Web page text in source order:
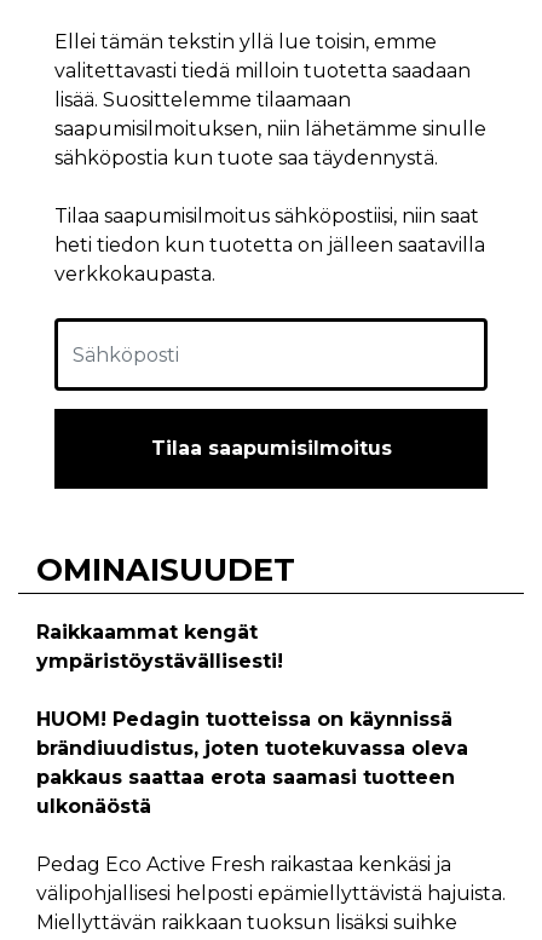
Ellei tämän tekstin yllä lue toisin, emme
valitettavasti tiedä milloin tuotetta saadaan
lisää. Suosittelemme tilaamaan
saapumisilmoituksen, niin lähetämme sinulle
sähköpostia kun tuote saa täydennystä.
Tilaa saapumisilmoitus sähköpostiisi, niin saat
heti tiedon kun tuotetta on jälleen saatavilla
verkkokaupasta.
Tilaa saapumisilmoitus
OMINAISUUDET
Raikkaammat kengät
ympäristöystävällisesti!
HUOM! Pedagin tuotteissa on käynnissä
brändiuudistus, joten tuotekuvassa oleva
pakkaus saattaa erota saamasi tuotteen
ulkonäöstä
Pedag Eco Active Fresh raikastaa kenkäsi ja
välipohjallisesi helposti epämiellyttävistä hajuista.
Miellyttävän raikkaan tuoksun lisäksi suihke